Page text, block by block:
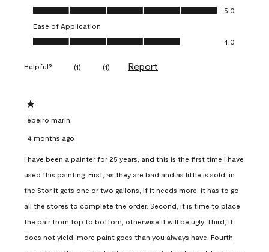
Value of Product, 5.0 out of 5
5.0
Ease of Application
Ease of Application, 4.0 out of 5
4.0
Helpful? (1) (1) Report
1 out of 5 stars.
ebeiro marin
4 months ago
I have been a painter for 25 years, and this is the first time I have
used this painting. First, as they are bad and as little is sold, in
the Stor it gets one or two gallons, if it needs more, it has to go
all the stores to complete the order. Second, it is time to place
the pair from top to bottom, otherwise it will be ugly. Third, it
does not yield, more paint goes than you always have. Fourth,